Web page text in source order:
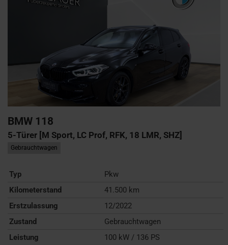
BMW 118
5-Türer [M Sport, LC Prof, RFK, 18 LMR, SHZ]
Gebrauchtwagen
Typ
Pkw
Kilometerstand
41.500 km
Erstzulassung
12/2022
Zustand
Gebrauchtwagen
Leistung
100 kW / 136 PS